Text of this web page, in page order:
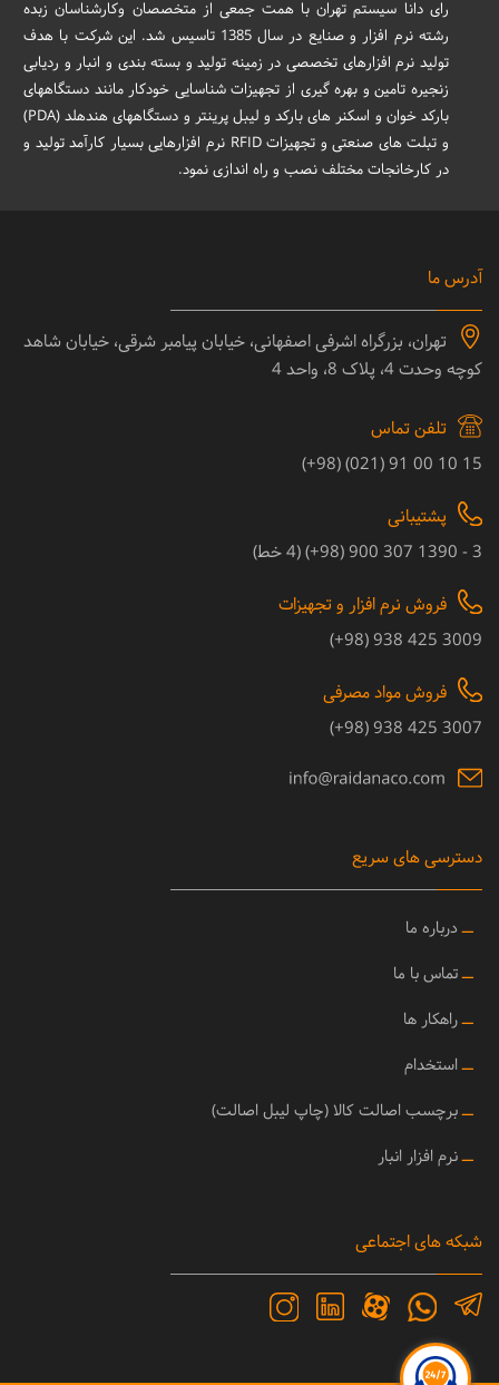
رای دانا سیستم تهران با همت جمعی از متخصصان وکارشناسان زبده
رشته نرم افزار و صنایع در سال 1385 تاسیس شد. این شرکت با هدف
تولید نرم افزارهای تخصصی در زمینه تولید و بسته بندی و انبار و ردیابی
زنجیره تامین و بهره گیری از تجهیزات شناسایی خودکار مانند دستگاههای
بارکد خوان و اسکنر های بارکد و لیبل پرینتر و دستگاههای هندهلد (PDA)
و تبلت های صنعتی و تجهیزات RFID نرم افزارهایی بسیار کارآمد تولید و
در کارخانجات مختلف نصب و راه اندازی نمود.
آدرس ما
تهران، بزرگراه اشرفی اصفهانی، خیابان پیامبر شرقی، خیابان شاهد
کوچه وحدت 4، پلاک 8، واحد 4
تلفن تماس
15 10 00 91 (021) (98+)
پشتیبانی
3 - 1390 307 900 (98+) (4 خط)
فروش نرم افزار و تجهیزات
3009 425 938 (98+)
فروش مواد مصرفی
3007 425 938 (98+)
دسترسی های سریع
ــ درباره ما
ــتماس با ما
ــراهکار ها
ــ استخدام
ــبرچسب اصالت کالا (چاپ لیبل اصالت)
ــنرم افزار انبار
شبکه های اجتماعی